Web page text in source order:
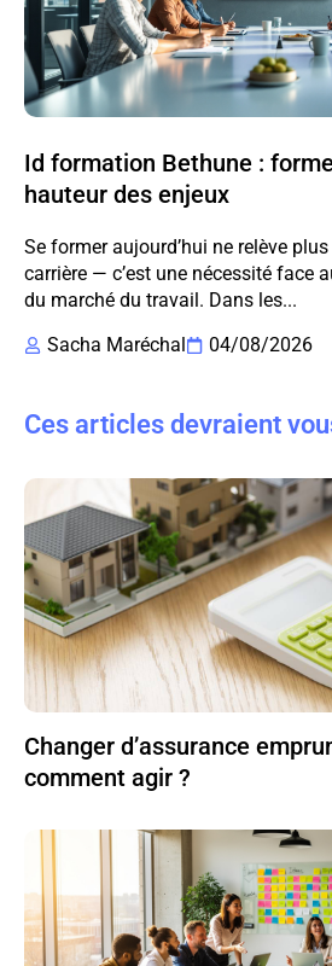
Id formation Bethune :
hauteur des enjeux
Se former aujourd’hui ne relève
carrière — c’est une nécessité face
du marché du travail. Dans les...
Sacha Maréchal
04/08/2026
Ces articles devraient
Changer d’assurance
comment agir ?